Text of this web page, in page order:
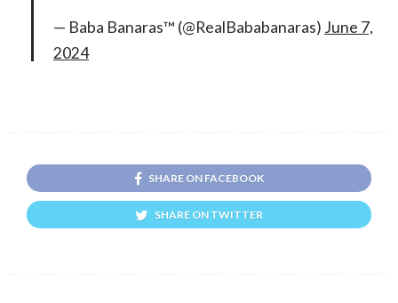
— Baba Banaras™ (@RealBababanaras) June 7,
2024
SHARE ON FACEBOOK
SHARE ON TWITTER